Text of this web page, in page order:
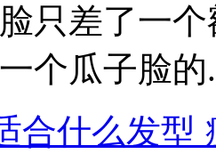
只差了一
个瓜子脸的
合什么发型